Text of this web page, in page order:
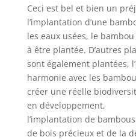
Ceci est bel et bien un
l’implantation d’une
les eaux usées, le bambou
à être plantée. D’autres
sont également plantées,
harmonie avec les
créer une réelle
en développement,
l’implantation de
de bois précieux et de la